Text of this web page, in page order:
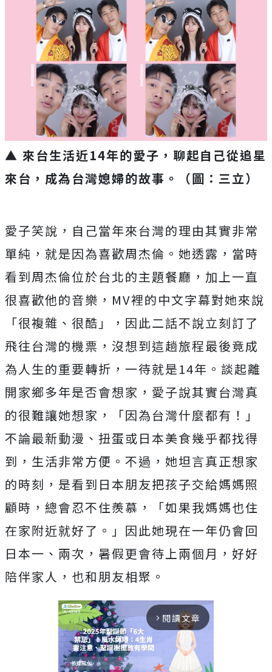
▲ 來台生活近14年的愛子，聊起自己從追星
來台，成為台灣媳婦的故事。（圖：三立）
愛子笑說，自己當年來台灣的理由其實非常
單純，就是因為喜歡周杰倫。她透露，當時
看到周杰倫位於台北的主題餐廳，加上一直
很喜歡他的音樂，MV裡的中文字幕對她來說
「很複雜、很酷」，因此二話不說立刻訂了
飛往台灣的機票，沒想到這趟旅程最後竟成
為人生的重要轉折，一待就是14年。談起離
開家鄉多年是否會想家，愛子說其實台灣真
的很難讓她想家，「因為台灣什麼都有！」
不論最新動漫、扭蛋或日本美食幾乎都找得
到，生活非常方便。不過，她坦言真正想家
的時刻，是看到日本朋友把孩子交給媽媽照
顧時，總會忍不住羨慕，「如果我媽媽也住
在家附近就好了。」因此她現在一年仍會回
日本一、兩次，暑假更會待上兩個月，好好
陪伴家人，也和朋友相聚。
arrow_forward_ios 閱讀文章